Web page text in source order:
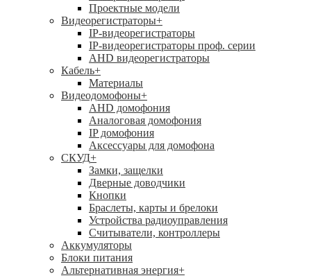
Проектные модели
Видеорегистраторы+
IP-видеорегистраторы
IP-видеорегистраторы проф. серии
AHD видеорегистраторы
Кабель+
Материалы
Видеодомофоны+
AHD домофония
Аналоговая домофония
IP домофония
Аксессуары для домофона
СКУД+
Замки, защелки
Дверные доводчики
Кнопки
Браслеты, карты и брелоки
Устройства радиоуправления
Считыватели, контроллеры
Аккумуляторы
Блоки питания
Альтернативная энергия+